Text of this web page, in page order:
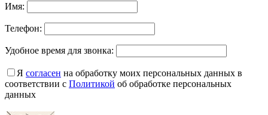
Имя:
Телефон:
Удобное время для звонка:
Я согласен на обработку моих персональных данных в
соответствии с Политикой об обработке персональных
данных